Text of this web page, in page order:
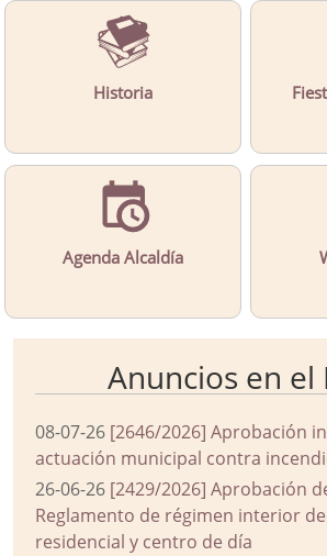
Historia
Agenda Alcaldía
Anuncios en el
08-07-26 [2646/2026] Aprobación
actuación municipal contra
26-06-26 [2429/2026] Aprobación
Reglamento de régimen interior
residencial y centro de día